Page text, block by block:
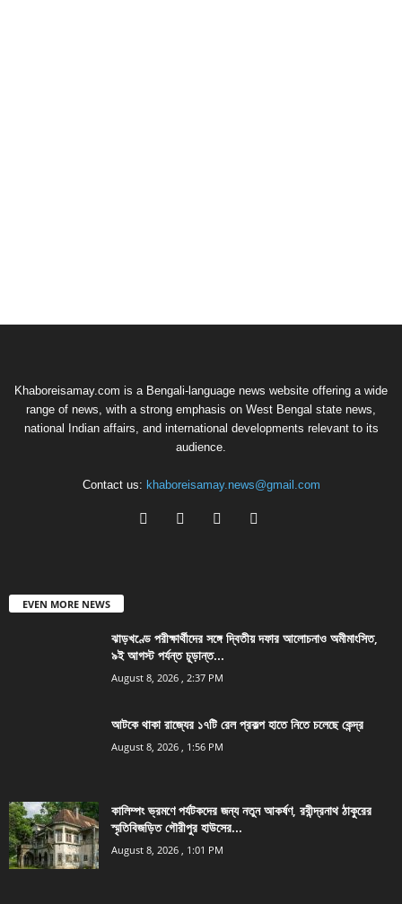
Khaboreisamay.com is a Bengali-language news website offering a wide
range of news, with a strong emphasis on West Bengal state news,
national Indian affairs, and international developments relevant to its
audience.
Contact us: khaboreisamay.news@gmail.com
EVEN MORE NEWS
ঝাড়খণ্ডে পরীক্ষার্থীদের সঙ্গে দ্বিতীয় দফার আলোচনাও অমীমাংসিত,
৯ই আগস্ট পর্যন্ত চূড়ান্ত...
August 8, 2026 , 2:37 PM
আটকে থাকা রাজ্যের ১৭টি রেল প্রকল্প হাতে নিতে চলেছে কেন্দ্র
August 8, 2026 , 1:56 PM
কালিম্পং ভ্রমণে পর্যটকদের জন্য নতুন আকর্ষণ, রবীন্দ্রনাথ ঠাকুরের
স্মৃতিবিজড়িত গৌরীপুর হাউসের...
August 8, 2026 , 1:01 PM